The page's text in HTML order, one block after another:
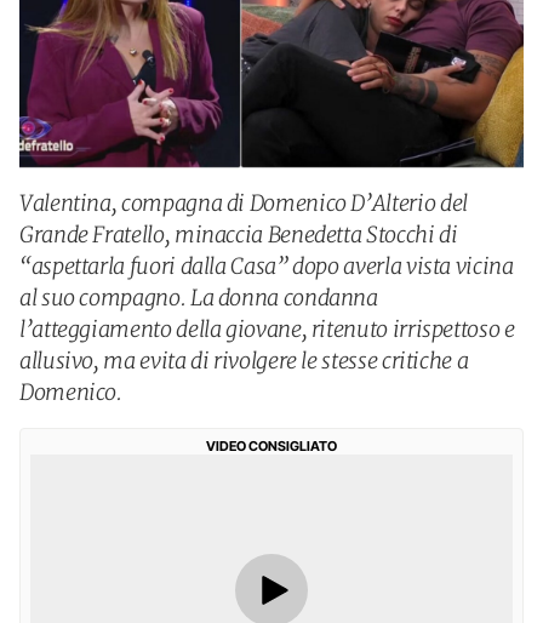
Valentina, compagna di Domenico D’Alterio del
Grande Fratello, minaccia Benedetta Stocchi di
“aspettarla fuori dalla Casa” dopo averla vista vicina
al suo compagno. La donna condanna
l’atteggiamento della giovane, ritenuto irrispettoso e
allusivo, ma evita di rivolgere le stesse critiche a
Domenico.
VIDEO CONSIGLIATO